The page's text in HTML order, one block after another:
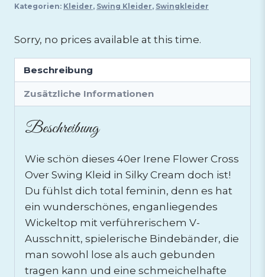
Kategorien: Kleider, Swing Kleider, Swingkleider
Sorry, no prices available at this time.
Beschreibung
Zusätzliche Informationen
Beschreibung
Wie schön dieses 40er Irene Flower Cross
Over Swing Kleid in Silky Cream doch ist!
Du fühlst dich total feminin, denn es hat
ein wunderschönes, enganliegendes
Wickeltop mit verführerischem V-
Ausschnitt, spielerische Bindebänder, die
man sowohl lose als auch gebunden
tragen kann und eine schmeichelhafte